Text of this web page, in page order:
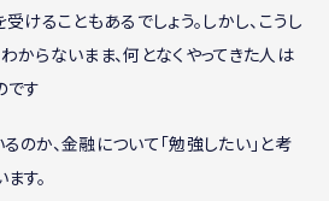
けることもあるでしょう。しかし、こうし
からないまま、何となくやってきた人は
です
のか、金融について「勉強したい」と考
す。